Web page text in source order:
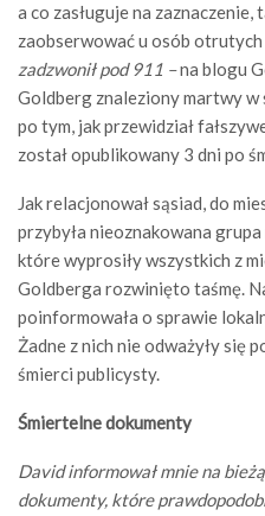
a co zasługuje na zaznaczenie,
zaobserwować u osób otrutych
zadzwonił pod 911 –na blogu
Goldberg znaleziony martwy w
po tym, jak przewidział
został opublikowany 3 dni po
Jak relacjonował sąsiad, do
przybyła nieoznakowana
które wyprosiły wszystkich z
Goldberga rozwinięto taśmę.
poinformowała o sprawie
Żadne z nich nie odważyły się
śmierci publicysty.
Śmiertelne dokumenty
David informował mnie na
dokumenty, które